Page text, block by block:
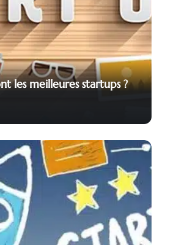
les meilleures startups ?